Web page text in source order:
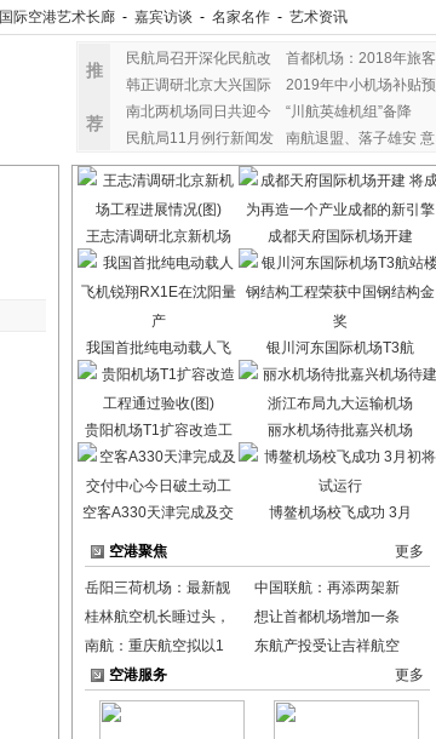
国际空港艺术长廊 - 嘉宾访谈 - 名家名作 - 艺术资讯
推
荐
民航局召开深化民航改
首都机场：2018年旅客
韩正调研北京大兴国际
2019年中小机场补贴预
南北两机场同日共迎今
“川航英雄机组”备降
民航局11月例行新闻发
南航退盟、落子雄安 意
王志清调研北京新机场 成都天府国际机场开建
我国首批纯电动载人飞 银川河东国际机场T3航
贵阳机场T1扩容改造工 丽水机场待批嘉兴机场
空客A330天津完成及交 博鳌机场校飞成功 3月
空港聚焦 更多
岳阳三荷机场：最新靓
中国联航：再添两架新
桂林航空机长睡过头，
想让首都机场增加一条
南航：重庆航空拟以1
东航产投受让吉祥航空
空港服务
更多